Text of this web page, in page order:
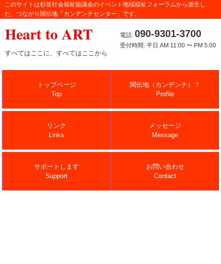
このサイトは杉並社会福祉協議会のイベント地域福祉フォーラムから派生し
た、つながり関伝地「カンデンチセンター」です。
Heart to ART
すべてはここに、すべてはここから
電話: 090-9301-3700
受付時間: 平日 AM 11:00 〜 PM 5:00
トップページ
Top
関伝地（カンデンチ）？
Profile
リンク
Links
メッセージ
Message
サポートします
Support
お問い合わせ
Contact